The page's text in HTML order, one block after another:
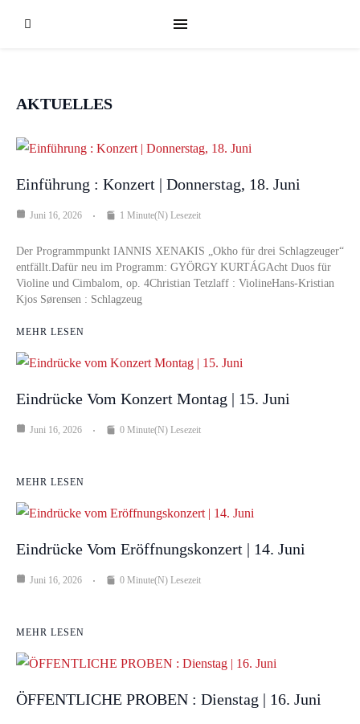
AKTUELLES
Einführung : Konzert | Donnerstag, 18. Juni
Juni 16, 2026 1 Minute(n) Lesezeit
Der Programmpunkt IANNIS XENAKIS „Okho für drei Schlagzeuger“
entfällt.Dafür neu im Programm: GYÖRGY KURTÁGAcht Duos für
Violine und Cimbalom, op. 4Christian Tetzlaff : ViolineHans-Kristian
Kjos Sørensen : Schlagzeug
MEHR LESEN
Eindrücke Vom Konzert Montag | 15. Juni
Juni 16, 2026 0 Minute(n) Lesezeit
MEHR LESEN
Eindrücke Vom Eröffnungskonzert | 14. Juni
Juni 16, 2026 0 Minute(n) Lesezeit
MEHR LESEN
ÖFFENTLICHE PROBEN : Dienstag | 16. Juni